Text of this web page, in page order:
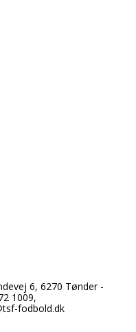
6, 6270 Tønder -
1009,
fodbold.dk